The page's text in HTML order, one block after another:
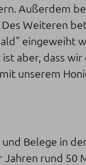
Außerdem
Des Weiteren
eingeweiht
aber, dass wir
unserem
Belege in
Jahren rund 50